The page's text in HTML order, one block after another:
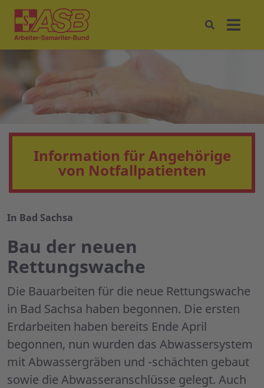
Information für Angehörige
von Notfallpatienten
In Bad Sachsa
Bau der neuen
Rettungswache
Die Bauarbeiten für die neue Rettungswache
in Bad Sachsa haben begonnen. Die ersten
Erdarbeiten haben bereits Ende April
begonnen, nun wurden das Abwassersystem
mit Abwassergräben und -schächten gebaut
sowie die Abwasseranschlüsse gelegt. Auch